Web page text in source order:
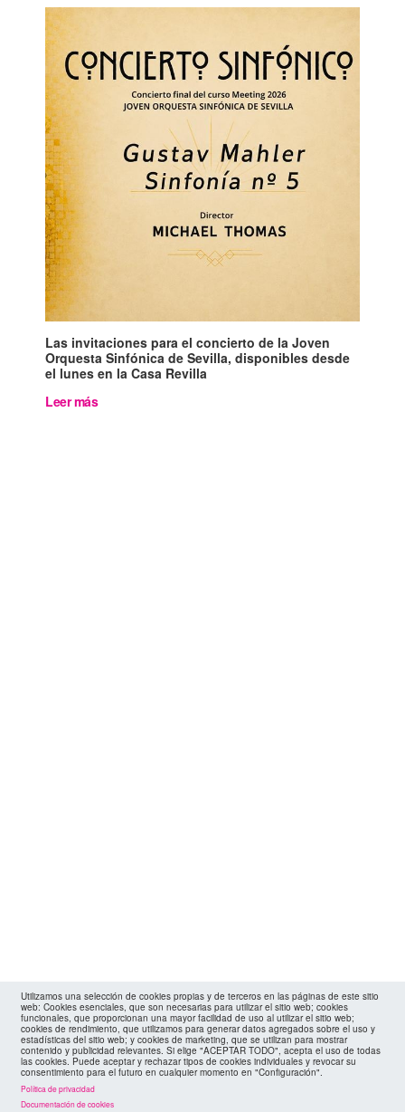
Las invitaciones para el concierto de la Joven
Orquesta Sinfónica de Sevilla, disponibles desde
el lunes en la Casa Revilla
Leer más
Utilizamos una selección de cookies propias y de terceros en las páginas de este sitio
web: Cookies esenciales, que son necesarias para utilizar el sitio web; cookies
funcionales, que proporcionan una mayor facilidad de uso al utilizar el sitio web;
cookies de rendimiento, que utilizamos para generar datos agregados sobre el uso y
estadísticas del sitio web; y cookies de marketing, que se utilizan para mostrar
contenido y publicidad relevantes. Si elige "ACEPTAR TODO", acepta el uso de todas
las cookies. Puede aceptar y rechazar tipos de cookies individuales y revocar su
consentimiento para el futuro en cualquier momento en "Configuración".
Política de privacidad
Documentación de cookies